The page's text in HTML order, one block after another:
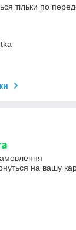
тільки по
на вашу